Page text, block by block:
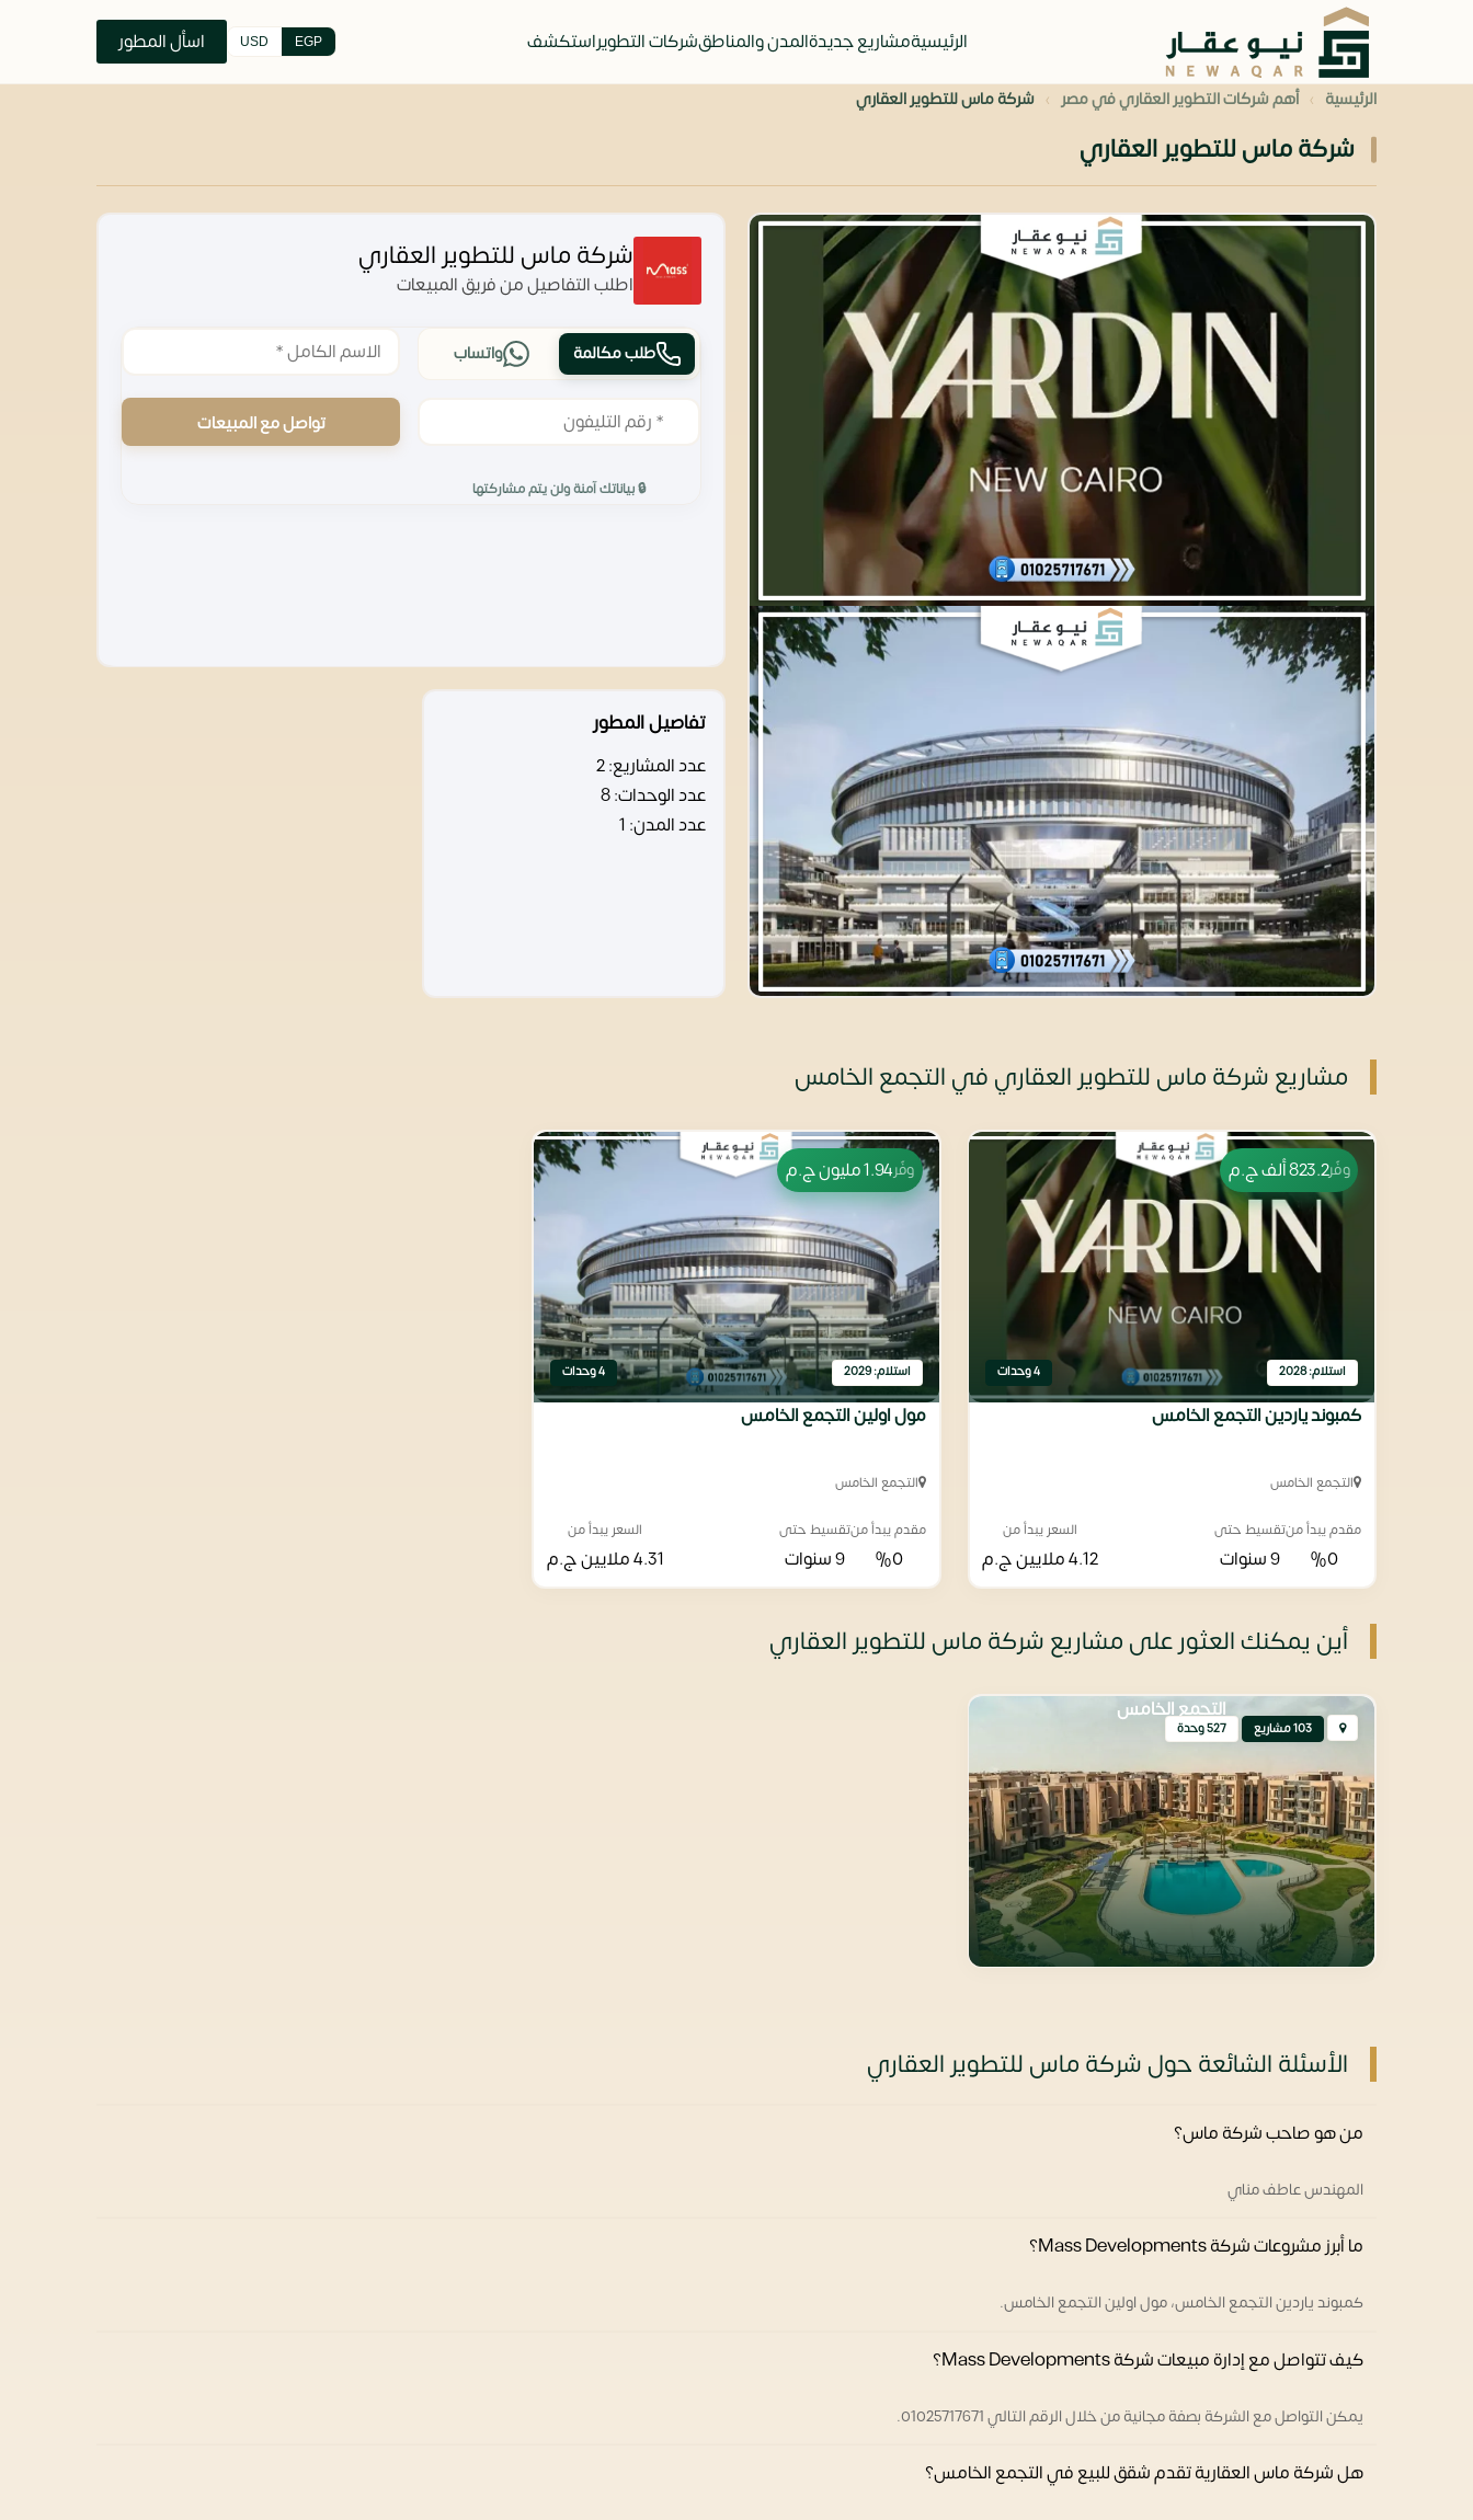
الرئيسيةمشاريع جديدةالمدن والمناطقشركات التطويراستكشف EGP
USD اسأل المطور
الرئيسية › أهم شركات التطوير العقاري في مصر › شركة ماس للتطوير العقاري
شركة ماس للتطوير العقاري
شركة ماس للتطوير العقاري
اطلب التفاصيل من فريق المبيعات
طلب مكالمة واتساب
تواصل مع المبيعات
🔒 بياناتك آمنة ولن يتم مشاركتها
تفاصيل المطور
عدد المشاريع:2
عدد الوحدات:8
عدد المدن: 1
مشاريع شركة ماس للتطوير العقاري في التجمع الخامس
وفّر823.2 ألف ج.م
استلام: 2028 4 وحدات
كمبوند ياردين التجمع الخامس
التجمع الخامس
مقدم يبدأ من
%0
تقسيط حتى
9 سنوات
السعر يبدأ من
4.12 ملايين ج.م
وفّر1.94 مليون ج.م
استلام: 2029 4 وحدات
مول اولين التجمع الخامس
التجمع الخامس
مقدم يبدأ من
%0
تقسيط حتى
9 سنوات
السعر يبدأ من
4.31 ملايين ج.م
أين يمكنك العثور على مشاريع شركة ماس للتطوير العقاري
103 مشاريع 527 وحدة
التجمع الخامس
الأسئلة الشائعة حول شركة ماس للتطوير العقاري
من هو صاحب شركة ماس؟
المهندس عاطف مناي
ما أبرز مشروعات شركة Mass Developments؟
كمبوند ياردين التجمع الخامس، مول اولين التجمع الخامس.
كيف تتواصل مع إدارة مبيعات شركة Mass Developments؟
يمكن التواصل مع الشركة بصفة مجانية من خلال الرقم التالي 01025717671.
هل شركة ماس العقارية تقدم شقق للبيع في التجمع الخامس؟